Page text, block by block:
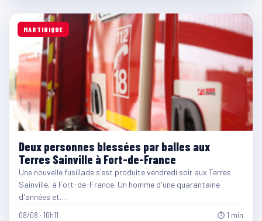
MARTINIQUE
Deux personnes blessées par balles aux
Terres Sainville à Fort-de-France
Une nouvelle fusillade s'est produite vendredi soir aux Terres
Sainville, à Fort-de-France. Un homme d'une quarantaine
d'années et…
08/08 · 10h11 ⏱ 1 min